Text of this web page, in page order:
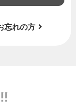
忘れの方